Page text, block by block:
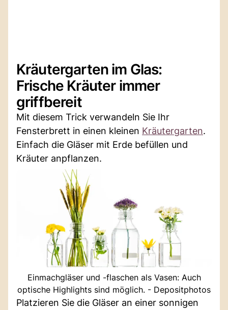
Kräutergarten im Glas:
Frische Kräuter immer
griffbereit
Mit diesem Trick verwandeln Sie Ihr
Fensterbrett in einen kleinen Kräutergarten.
Einfach die Gläser mit Erde befüllen und
Kräuter anpflanzen.
Einmachgläser und -flaschen als Vasen: Auch
optische Highlights sind möglich. - Depositphotos
Platzieren Sie die Gläser an einer sonnigen